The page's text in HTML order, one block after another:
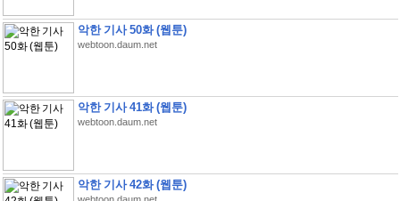
악한 기사 50화 (웹툰)
webtoon.daum.net
악한 기사 41화 (웹툰)
webtoon.daum.net
악한 기사 42화 (웹툰)